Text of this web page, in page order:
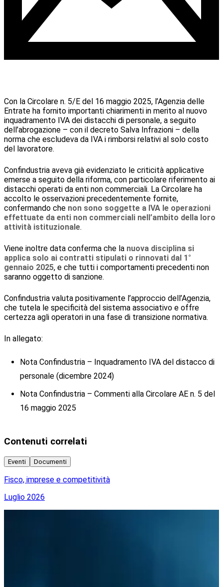
Con la Circolare n. 5/E del 16 maggio 2025, l’Agenzia delle
Entrate ha fornito importanti chiarimenti in merito al nuovo
inquadramento IVA dei distacchi di personale, a seguito
dell’abrogazione – con il decreto Salva Infrazioni – della
norma che escludeva da IVA i rimborsi relativi al solo costo
del lavoratore.
Confindustria aveva già evidenziato le criticità applicative
emerse a seguito della riforma, con particolare riferimento ai
distacchi operati da enti non commerciali. La Circolare ha
accolto le osservazioni precedentemente fornite,
confermando che non sono soggette a IVA le operazioni
effettuate da enti non commerciali nell’ambito della loro
attività istituzionale.
Viene inoltre data conferma che la nuova disciplina si
applica solo ai contratti stipulati o rinnovati dal 1°
gennaio 2025, e che tutti i comportamenti precedenti non
saranno oggetto di sanzione.
Confindustria valuta positivamente l’approccio dell’Agenzia,
che tutela le specificità del sistema associativo e offre
certezza agli operatori in una fase di transizione normativa.
In allegato:
Nota Confindustria – Inquadramento IVA del distacco di
personale (dicembre 2024)
Nota Confindustria – Commenti alla Circolare AE n. 5 del
16 maggio 2025
Contenuti correlati
Eventi Documenti
Fisco, imprese e competitività
Luglio 2026